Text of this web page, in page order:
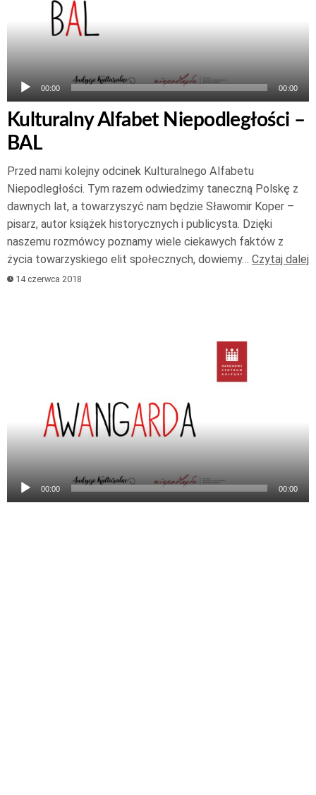
00:00 00:00
Kulturalny Alfabet Niepodległości –
BAL
Przed nami kolejny odcinek Kulturalnego Alfabetu
Niepodległości. Tym razem odwiedzimy taneczną Polskę z
dawnych lat, a towarzyszyć nam będzie Sławomir Koper –
pisarz, autor książek historycznych i publicysta. Dzięki
naszemu rozmówcy poznamy wiele ciekawych faktów z
życia towarzyskiego elit społecznych, dowiemy… Czytaj dalej
14 czerwca 2018
00:00 00:00